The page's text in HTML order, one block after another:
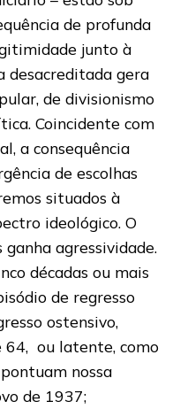
de profunda
junto à
desacreditada gera
de divisionismo
Coincidente com
a consequência
de escolhas
situados à
ideológico. O
agressividade.
décadas ou mais
de regresso
ostensivo,
ou latente, como
nossa
de 1937;